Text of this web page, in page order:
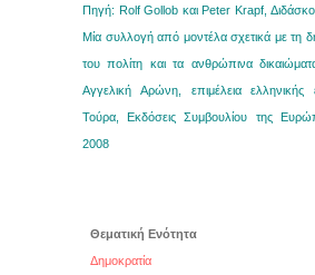
Πηγή: Rolf Gollob και Peter Krapf,
Μία συλλογή από μοντέλα σχετικά με τη
του πολίτη και τα ανθρώπινα
Αγγελική Αρώνη, επιμέλεια ελληνικής
Τούρα, Εκδόσεις Συμβουλίου της
2008
Θεματική Ενότητα
Δημοκρατία